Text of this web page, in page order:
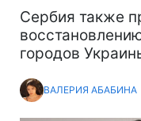
Сербия также
городов
ВАЛЕРИЯ АБАБИНА